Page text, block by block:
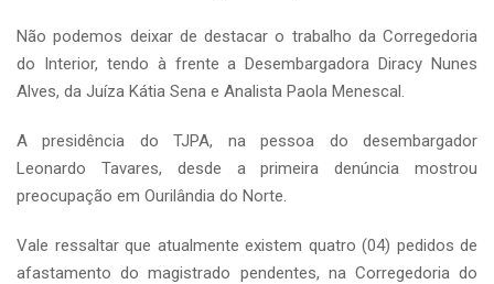
Não podemos deixar de destacar o trabalho da Corregedoria
do Interior, tendo à frente a Desembargadora Diracy Nunes
Alves, da Juíza Kátia Sena e Analista Paola Menescal.
A presidência do TJPA, na pessoa do desembargador
Leonardo Tavares, desde a primeira denúncia mostrou
preocupação em Ourilândia do Norte.
Vale ressaltar que atualmente existem quatro (04) pedidos de
afastamento do magistrado pendentes, na Corregedoria do